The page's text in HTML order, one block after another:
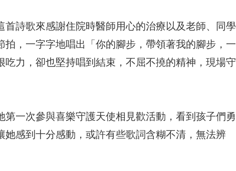
詩歌來感謝住院時醫師用心的治療以及老師、同學
，一字字地唱出「你的腳步，帶領著我的腳步，一
力，卻也堅持唱到結束，不屈不撓的精神，現場守
一次參與喜樂守護天使相見歡活動，看到孩子們勇
感到十分感動，或許有些歌詞含糊不清，無法辨